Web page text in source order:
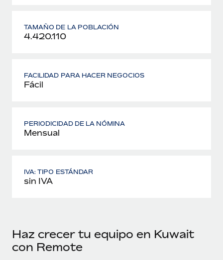
TAMAÑO DE LA POBLACIÓN
4.420.110
FACILIDAD PARA HACER NEGOCIOS
Fácil
PERIODICIDAD DE LA NÓMINA
Mensual
IVA: TIPO ESTÁNDAR
sin IVA
Haz crecer tu equipo en Kuwait
con Remote